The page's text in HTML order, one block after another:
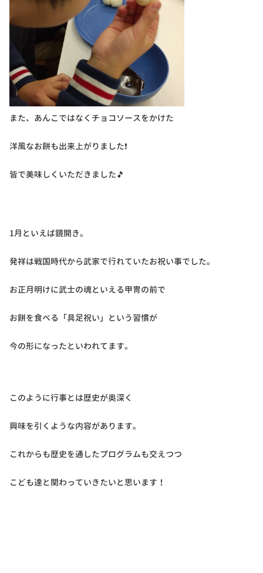
また、あんこではなくチョコソースをかけた
洋風なお餅も出来上がりました❗
皆で美味しくいただきました🎵
1月といえば鏡開き。
発祥は戦国時代から武家で行れていたお祝い事でした。
お正月明けに武士の魂といえる甲冑の前で
お餅を食べる「具足祝い」という習慣が
今の形になったといわれてます。
このように行事とは歴史が奥深く
興味を引くような内容があります。
これからも歴史を通したプログラムも交えつつ
こども達と関わっていきたいと思います！